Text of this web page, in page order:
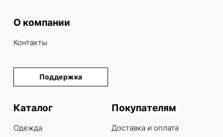
О компании
Контакты
Поддержка
Каталог
Одежда
Покупателям
Доставка и оплата